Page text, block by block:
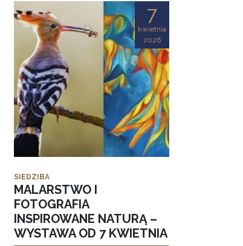
7
kwietnia
2026
SIEDZIBA
MALARSTWO I
FOTOGRAFIA
INSPIROWANE NATURĄ –
WYSTAWA OD 7 KWIETNIA